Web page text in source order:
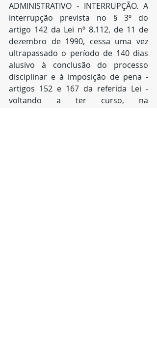
ADMINISTRATIVO - INTERRUPÇÃO. A
interrupção prevista no § 3º do
artigo 142 da Lei nº 8.112, de 11 de
dezembro de 1990, cessa uma vez
ultrapassado o período de 140 dias
alusivo à conclusão do processo
disciplinar e à imposição de pena -
artigos 152 e 167 da referida Lei -
voltando a ter curso, na